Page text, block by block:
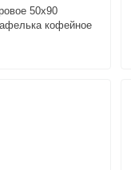
50х90
кофейное